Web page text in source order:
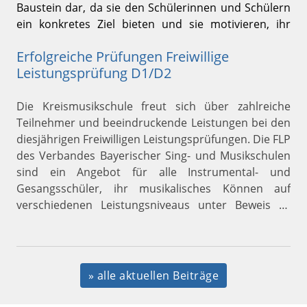
Baustein dar, da sie den Schülerinnen und Schülern
ein konkretes Ziel bieten und sie motivieren, ihr
Erfolgreiche Prüfungen Freiwillige
Leistungsprüfung D1/D2
Die Kreismusikschule freut sich über zahlreiche
Teilnehmer und beeindruckende Leistungen bei den
diesjährigen Freiwilligen Leistungsprüfungen. Die FLP
des Verbandes Bayerischer Sing- und Musikschulen
sind ein Angebot für alle Instrumental- und
Gesangsschüler, ihr musikalisches Können auf
verschiedenen Leistungsniveaus unter Beweis zu
Studienvorbereitenden Ausbildung, mit den
Theorievorbereitungskursen. Nach den
» alle aktuellen Beiträge